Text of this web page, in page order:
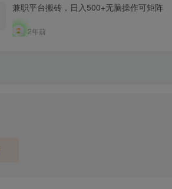
兼职平台搬砖，日入500+无脑操作可矩阵
2年前